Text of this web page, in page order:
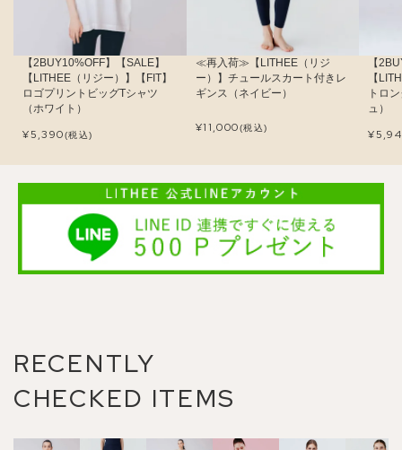
【2BUY10%OFF】【SALE】
【LITHEE（リジー）】【FIT】
ロゴプリントビッグTシャツ
（ホワイト）
¥5,390(税込)
≪再入荷≫【LITHEE（リジ
ー）】チュールスカート付きレ
ギンス（ネイビー）
¥11,000(税込)
【
【
トロ
ュ）
¥
RECENTLY
CHECKED ITEMS